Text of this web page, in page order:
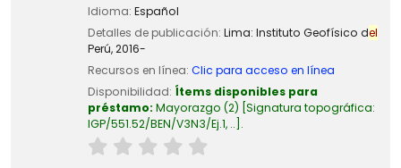
Idioma: Español
Detalles de publicación: Lima: Instituto Geofísico del
Perú,2016-
Recursos en línea: Clic para acceso en línea
Disponibilidad: Ítems disponibles para
préstamo: Mayorazgo (2) Signatura topográfica:
IGP/551.52/BEN/V3N3/Ej.1, .. .